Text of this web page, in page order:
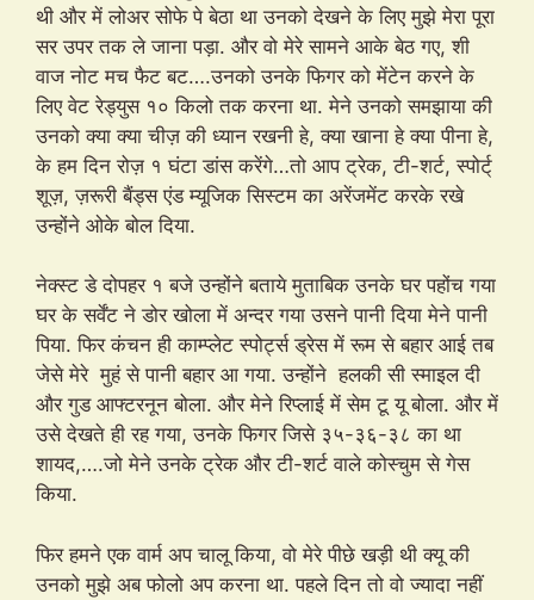
थी और में लोअर सोफे पे बेठा था उनको देखने के लिए मुझे मेरा पूरा
सर उपर तक ले जाना पड़ा. और वो मेरे सामने आके बेठ गए, शी
वाज नोट मच फैट बट….उनको उनके फिगर को मेंटेन करने के
लिए वेट रेड्युस १० किलो तक करना था. मेने उनको समझाया की
उनको क्या क्या चीज़ की ध्यान रखनी हे, क्या खाना हे क्या पीना हे,
के हम दिन रोज़ १ घंटा डांस करेंगे…तो आप ट्रेक, टी-शर्ट, स्पोर्ट्
शूज़, ज़रूरी बैंड्स एंड म्यूजिक सिस्टम का अरेंजमेंट करके रखे
उन्होंने ओके बोल दिया.
नेक्स्ट डे दोपहर १ बजे उन्होंने बताये मुताबिक उनके घर पहोंच गया
घर के सर्वेंट ने डोर खोला में अन्दर गया उसने पानी दिया मेने पानी
पिया. फिर कंचन ही काम्प्लेट स्पोर्ट्स ड्रेस में रूम से बहार आई तब
जेसे मेरे मुहं से पानी बहार आ गया. उन्होंने हलकी सी स्माइल दी
और गुड आफ्टरनून बोला. और मेने रिप्लाई में सेम टू यू बोला. और में
उसे देखते ही रह गया, उनके फिगर जिसे ३५-३६-३८ का था
शायद,….जो मेने उनके ट्रेक और टी-शर्ट वाले कोस्चुम से गेस
किया.
फिर हमने एक वार्म अप चालू किया, वो मेरे पीछे खड़ी थी क्यू की
उनको मुझे अब फोलो अप करना था. पहले दिन तो वो ज्यादा नहीं